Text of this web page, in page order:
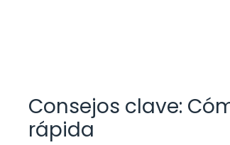
Consejos clave:
rápida